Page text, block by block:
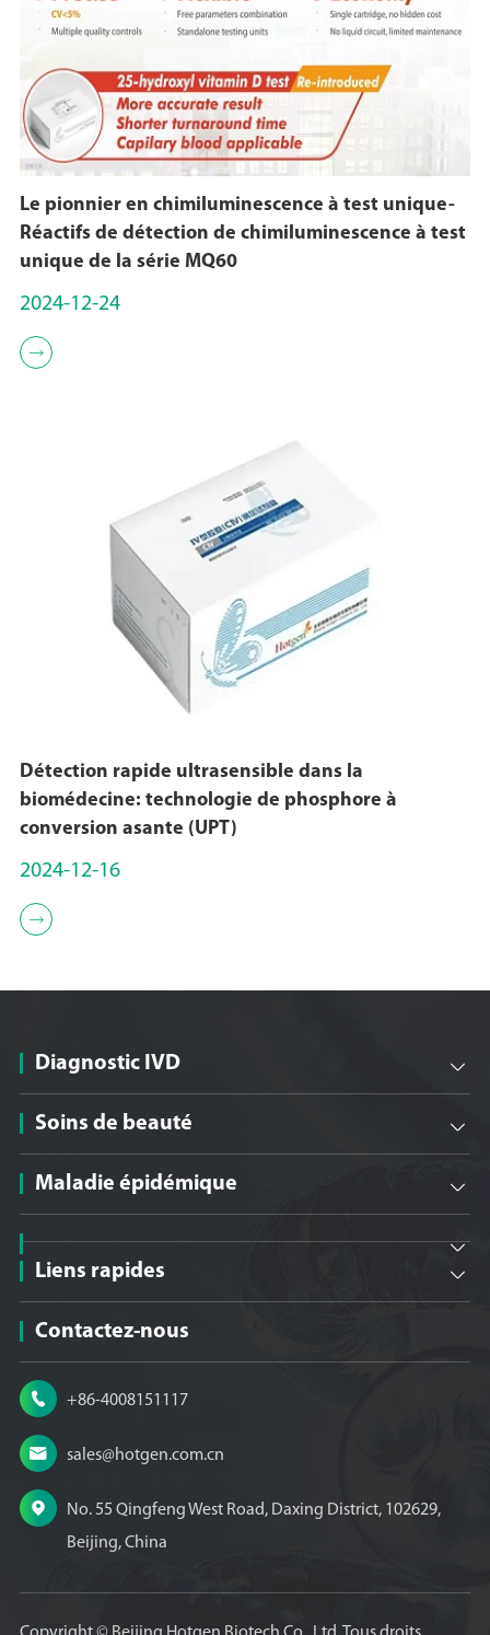
Le pionnier en chimiluminescence à test unique-
Réactifs de détection de chimiluminescence à test
unique de la série MQ60
2024-12-24

Détection rapide ultrasensible dans la
biomédecine: technologie de phosphore à
conversion asante (UPT)
2024-12-16

Diagnostic IVD 
Soins de beauté 
Maladie épidémique 

Liens rapides 
Contactez-nous
 +86-4008151117
 sales@hotgen.com.cn

No. 55 Qingfeng West Road, Daxing District, 102629,
Beijing, China